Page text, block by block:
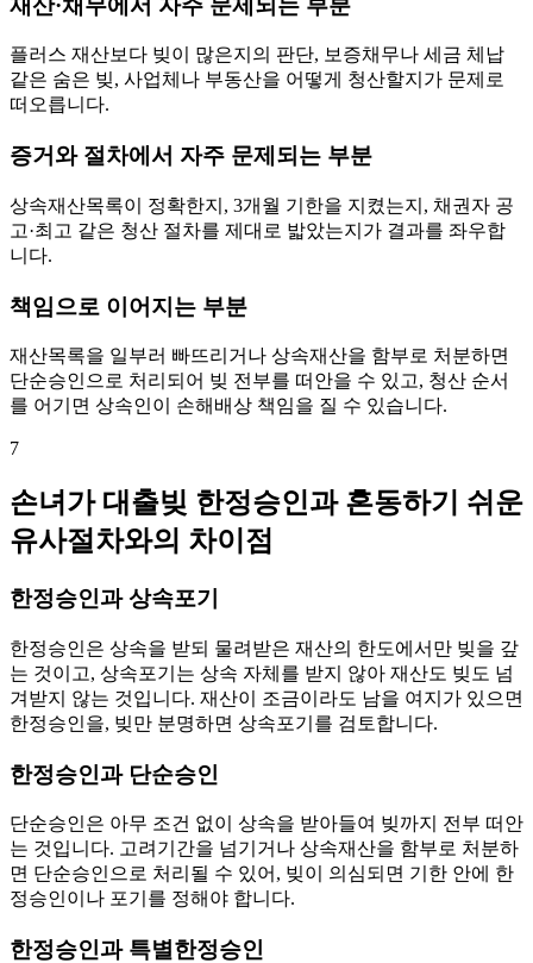
재산·채무에서 자주 문제되는 부분
플러스 재산보다 빚이 많은지의 판단, 보증채무나 세금 체납
같은 숨은 빚, 사업체나 부동산을 어떻게 청산할지가 문제로
떠오릅니다.
증거와 절차에서 자주 문제되는 부분
상속재산목록이 정확한지, 3개월 기한을 지켰는지, 채권자 공
고·최고 같은 청산 절차를 제대로 밟았는지가 결과를 좌우합
니다.
책임으로 이어지는 부분
재산목록을 일부러 빠뜨리거나 상속재산을 함부로 처분하면
단순승인으로 처리되어 빚 전부를 떠안을 수 있고, 청산 순서
를 어기면 상속인이 손해배상 책임을 질 수 있습니다.
7
손녀가 대출빚 한정승인과 혼동하기 쉬운
유사절차와의 차이점
한정승인과 상속포기
한정승인은 상속을 받되 물려받은 재산의 한도에서만 빚을 갚
는 것이고, 상속포기는 상속 자체를 받지 않아 재산도 빚도 넘
겨받지 않는 것입니다. 재산이 조금이라도 남을 여지가 있으면
한정승인을, 빚만 분명하면 상속포기를 검토합니다.
한정승인과 단순승인
단순승인은 아무 조건 없이 상속을 받아들여 빚까지 전부 떠안
는 것입니다. 고려기간을 넘기거나 상속재산을 함부로 처분하
면 단순승인으로 처리될 수 있어, 빚이 의심되면 기한 안에 한
정승인이나 포기를 정해야 합니다.
한정승인과 특별한정승인